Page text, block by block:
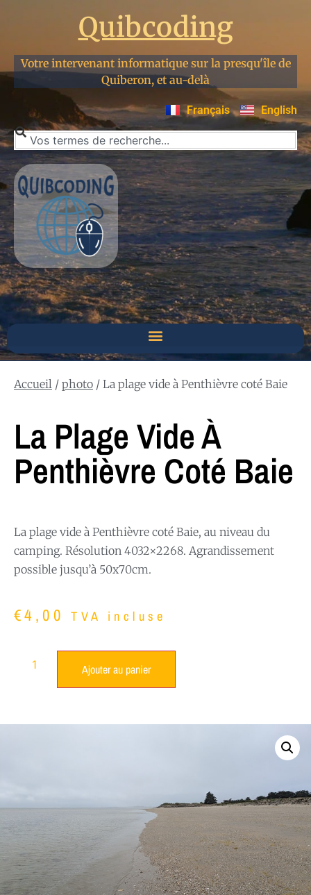
Quibcoding
Votre intervenant informatique sur la presqu'île de
Quiberon, et au-delà
Français English
Accueil / photo / La plage vide à Penthièvre coté Baie
La Plage Vide À
Penthièvre Coté Baie
La plage vide à Penthièvre coté Baie, au niveau du
camping. Résolution 4032×2268. Agrandissement
possible jusqu’à 50x70cm.
€4,00 TVA incluse
Ajouter au panier